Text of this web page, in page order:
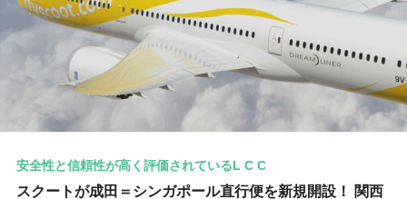
安全性と信頼性が高く評価されているL C C
スクートが成田＝シンガポール直行便を新規開設！ 関西